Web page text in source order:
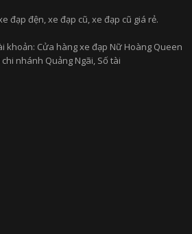
đạp đện, xe đạp cũ, xe đạp cũ giá rẻ.
khoản: Cửa hàng xe đạp Nữ Hoàng Queen
nhánh Quảng Ngãi, Số tài